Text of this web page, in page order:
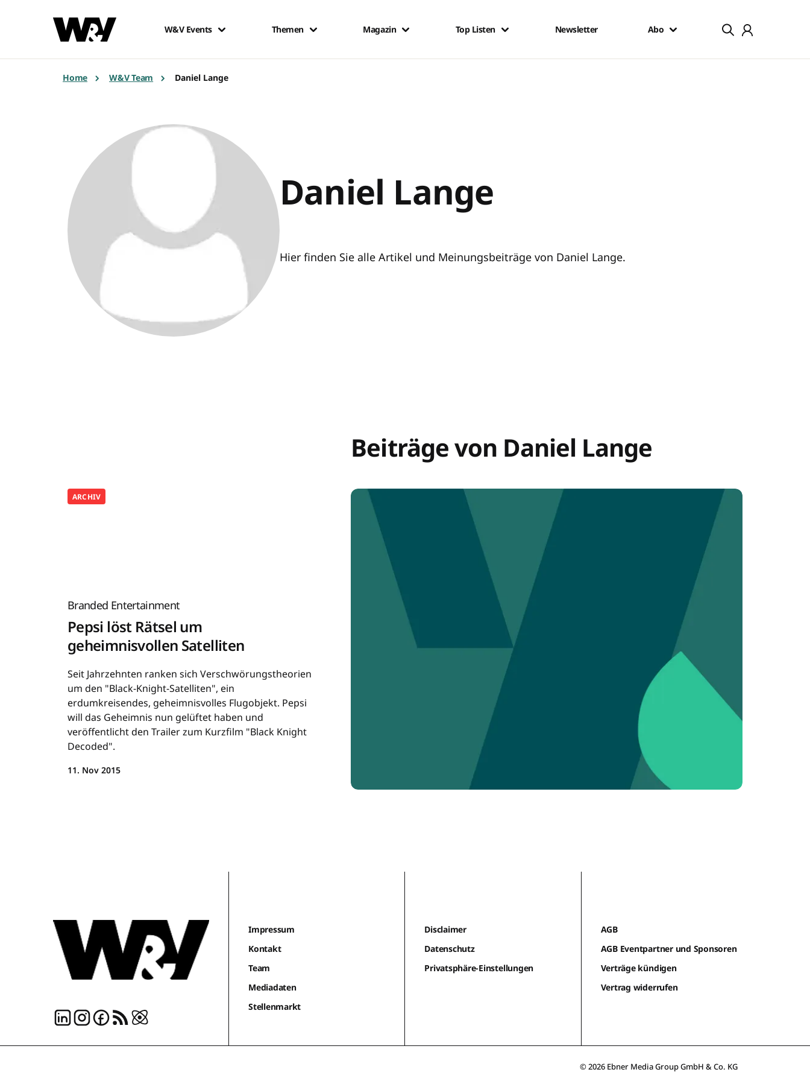
W&V Events Themen Magazin Top Listen Newsletter Abo
Home W&V Team Daniel Lange
Daniel Lange
Hier finden Sie alle Artikel und Meinungsbeiträge von Daniel Lange.
Beiträge von Daniel Lange
ARCHIV
Branded Entertainment
Pepsi löst Rätsel um
geheimnisvollen Satelliten
Seit Jahrzehnten ranken sich Verschwörungstheorien
um den "Black-Knight-Satelliten", ein
erdumkreisendes, geheimnisvolles Flugobjekt. Pepsi
will das Geheimnis nun gelüftet haben und
veröffentlicht den Trailer zum Kurzfilm "Black Knight
Decoded".
11. Nov 2015
Impressum
Kontakt
Team
Mediadaten
Stellenmarkt
Disclaimer
Datenschutz
Privatsphäre-Einstellungen
AGB
AGB Eventpartner und Sponsoren
Verträge kündigen
Vertrag widerrufen
© 2026 Ebner Media Group GmbH & Co. KG